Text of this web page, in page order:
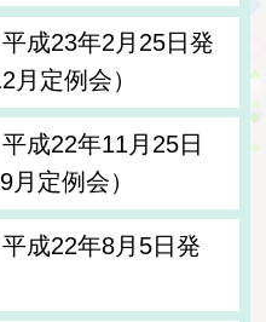
成23年2月25日発
定例会）
成22年11月25日
定例会）
成22年8月5日発